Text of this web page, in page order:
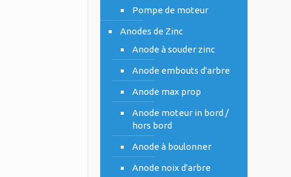
Pompe de moteur
Anodes de Zinc
Anode à souder zinc
Anode embouts d'arbre
Anode max prop
Anode moteur in bord /
hors bord
Anode à boulonner
Anode noix d'arbre